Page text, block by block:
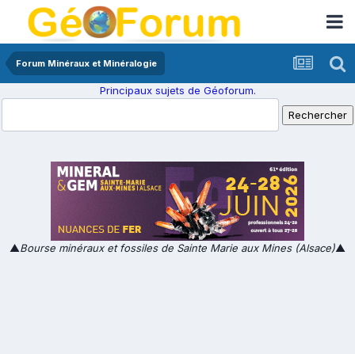
Forum Minéraux et Minéralogie
Principaux sujets de Géoforum.
▲Bourse minéraux et fossiles de Sainte Marie aux Mines (Alsace)▲